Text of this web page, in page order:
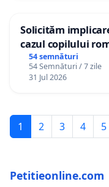
Solicităm
cazul copilului
Gheorghe, aflat
12 ani
54 semnături
54 Semnături / 7 zile
31 Jul 2026
1 2 3 4 5
Petitieonline.com